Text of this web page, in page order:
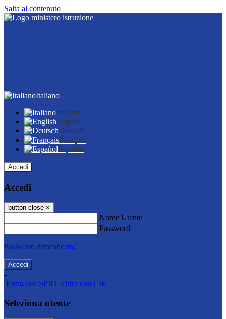
Salta al contenuto
Italiano
Italiano
English
Deutsch
Français
Español
Accedi
Accedi
button close ×
Nome Utente
Password
Password dimenticata?
-
Entra con SPID Entra con CIE
Seleziona utente